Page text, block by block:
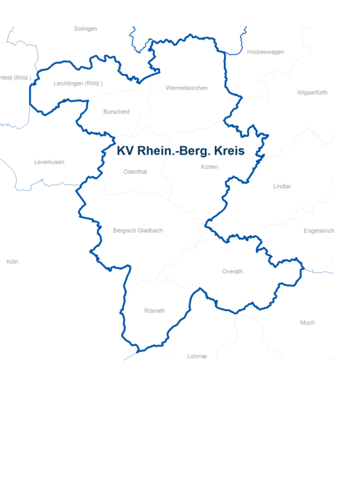
KiTa "Biberburg" Scheuring
KiTa "Sonnenschein"
Schwabhausen
KiTa Stadl
KiTa Thaining
KiTa "Spatzennest" Weil
KiTa "Feldmäuse" Weil
Mittagsbetreuung Weil